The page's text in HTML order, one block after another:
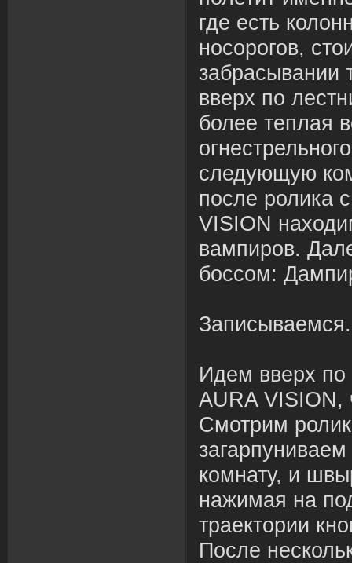
где есть
носорогов,
забрасывании
вверх по
более теплая
следующую
после ролика
VISION
вампиров.
боссом:
Идем вверх
AURA VISION,
Смотрим
комнату, и
нажимая на
траектории
После